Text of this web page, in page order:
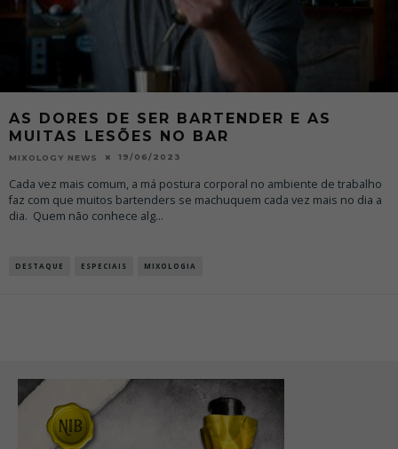
AS DORES DE SER BARTENDER E AS
MUITAS LESÕES NO BAR
MIXOLOGY NEWS 19/06/2023
Cada vez mais comum, a má postura corporal no ambiente de trabalho
faz com que muitos bartenders se machuquem cada vez mais no dia a
dia. Quem não conhece alg...
DESTAQUE ESPECIAIS MIXOLOGIA